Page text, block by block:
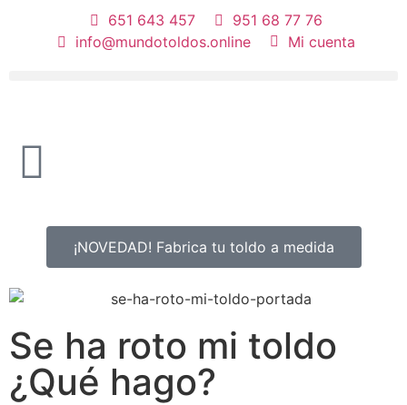
651 643 457
951 68 77 76
info@mundotoldos.online
Mi cuenta
¡NOVEDAD! Fabrica tu toldo a medida
Se ha roto mi toldo
¿Qué hago?